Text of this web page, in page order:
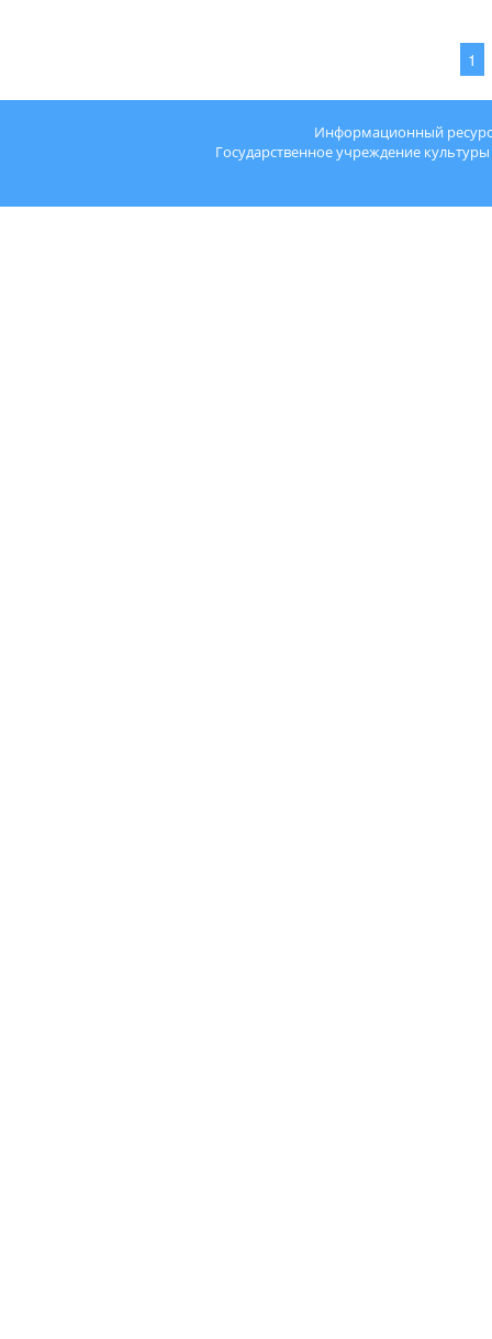
1
Информационный
Государственное учреждение